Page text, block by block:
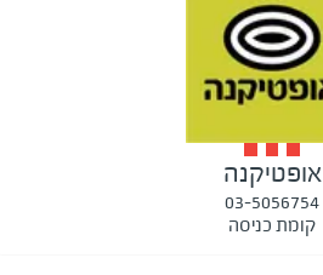
אופטיקנה
03-5056754
קומת כניסה